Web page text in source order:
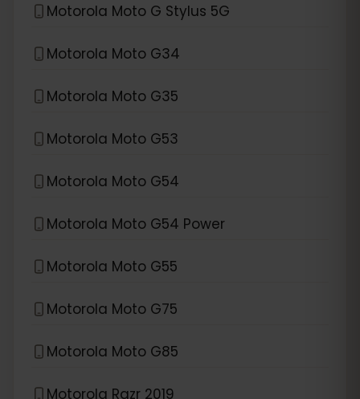
Motorola Moto G Stylus 5G
Motorola Moto G34
Motorola Moto G35
Motorola Moto G53
Motorola Moto G54
Motorola Moto G54 Power
Motorola Moto G55
Motorola Moto G75
Motorola Moto G85
Motorola Razr 2019